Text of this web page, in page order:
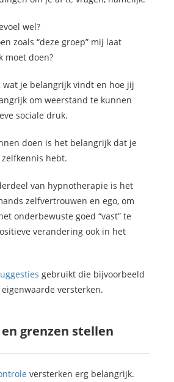
wel?
zoals “deze groep” mij laat
moet doen?
, wat je belangrijk vindt en hoe jij
om weerstand te kunnen
sociale druk.
doen is het belangrijk dat je
hebt.
van hypnotherapie is het
zelfvertrouwen en ego, om
onderbewuste goed “vast” te
verandering ook in het
gebruikt die bijvoorbeeld
versterken.
grenzen stellen
versterken erg belangrijk.